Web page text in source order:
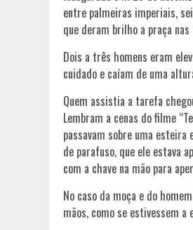
entre palmeiras imperiais,
que deram brilho a praça
Dois a três homens eram
cuidado e caíam de uma
Quem assistia a tarefa
Lembram a cenas do filme
passavam sobre uma esteira
de parafuso, que ele estava
com a chave na mão para
No caso da moça e do
mãos, como se estivessem a